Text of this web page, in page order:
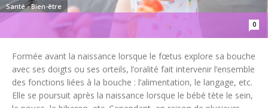
- 0
Santé - Bien-être
Formée avant la naissance lorsque le fœtus explore sa bouche
avec ses doigts ou ses orteils, l’oralité fait intervenir l’ensemble
des fonctions liées à la bouche : l’alimentation, le langage, etc.
Elle se poursuit après la naissance lorsque le bébé tète le sein,